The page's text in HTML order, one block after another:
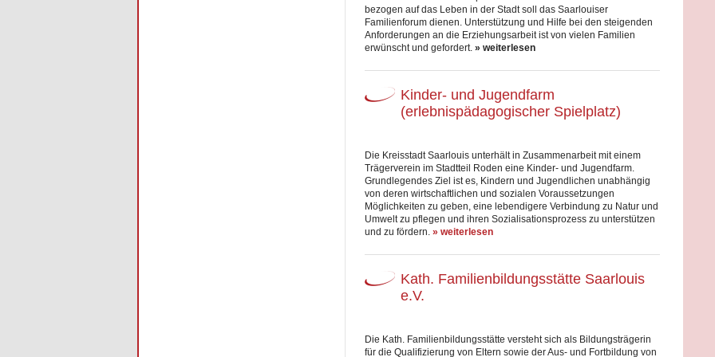
bezogen auf das Leben in der Stadt soll das Saarlouiser
Familienforum dienen. Unterstützung und Hilfe bei den steigenden
Anforderungen an die Erziehungsarbeit ist von vielen Familien
erwünscht und gefordert. » weiterlesen
Kinder- und Jugendfarm
(erlebnispädagogischer Spielplatz)
Die Kreisstadt Saarlouis unterhält in Zusammenarbeit mit einem
Trägerverein im Stadtteil Roden eine Kinder- und Jugendfarm.
Grundlegendes Ziel ist es, Kindern und Jugendlichen unabhängig
von deren wirtschaftlichen und sozialen Voraussetzungen
Möglichkeiten zu geben, eine lebendigere Verbindung zu Natur und
Umwelt zu pflegen und ihren Sozialisationsprozess zu unterstützen
und zu fördern. » weiterlesen
Kath. Familienbildungsstätte Saarlouis
e.V.
Die Kath. Familienbildungsstätte versteht sich als Bildungsträgerin
für die Qualifizierung von Eltern sowie der Aus- und Fortbildung von